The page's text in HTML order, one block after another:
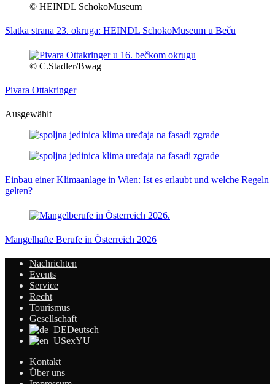
© HEINDL SchokoMuseum
Slatka strana 23. okruga: HEINDL SchokoMuseum u Beču
© C.Stadler/Bwag
Pivara Ottakringer
Ausgewählt
Einbau einer Klimaanlage in Wien: Ist es erlaubt und welche Regeln
gelten?
Mangelhafte Berufe in Österreich 2026
Nachrichten
Events
Service
Recht
Tourismus
Gesellschaft
Deutsch
exYU
Kontakt
Über uns